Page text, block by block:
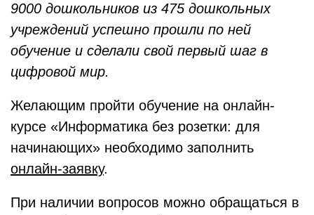
9000 дошкольников из 475 дошкольных
учреждений успешно прошли по ней
обучение и сделали свой первый шаг в
цифровой мир.
Желающим пройти обучение на онлайн-
курсе «Информатика без розетки: для
начинающих» необходимо заполнить
онлайн-заявку.
При наличии вопросов можно обращаться в